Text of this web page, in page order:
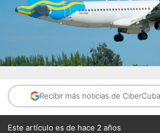
Recibir más noticias de
Este artículo es de hace 2 años